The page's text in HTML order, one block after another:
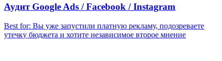
Аудит Google Ads / Facebook / Instagram
Best for: Вы уже запустили платную рекламу, подозреваете
утечку бюджета и хотите независимое второе мнение